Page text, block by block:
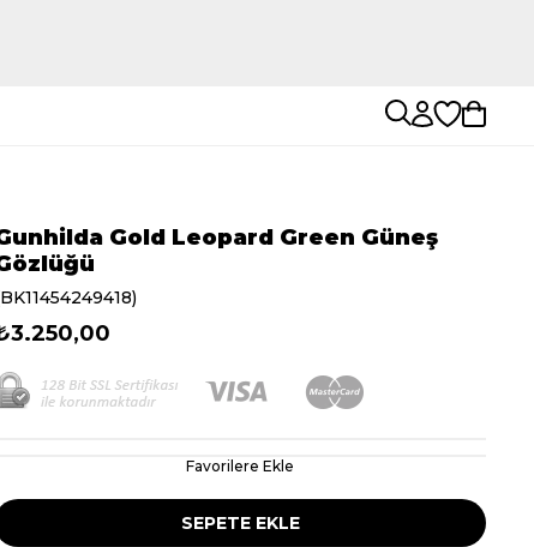
Gold Leopard Green Güneş
Favorilere Ekle